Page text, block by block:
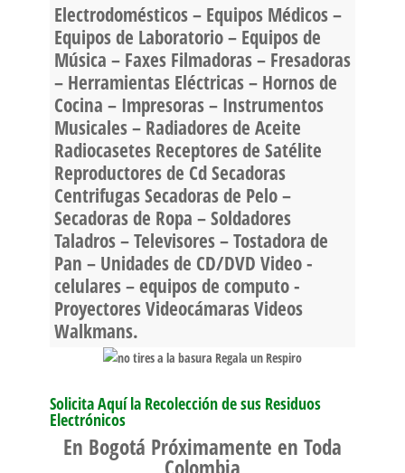
Electrodomésticos – Equipos Médicos –
Equipos de Laboratorio – Equipos de
Música – Faxes Filmadoras – Fresadoras
– Herramientas Eléctricas – Hornos de
Cocina – Impresoras – Instrumentos
Musicales – Radiadores de Aceite
Radiocasetes Receptores de Satélite
Reproductores de Cd Secadoras
Centrifugas Secadoras de Pelo –
Secadoras de Ropa – Soldadores
Taladros – Televisores – Tostadora de
Pan – Unidades de CD/DVD Video -
celulares – equipos de computo -
Proyectores Videocámaras Videos
Walkmans.
Solicita Aquí la Recolección de sus Residuos
Electrónicos
En Bogotá Próximamente en Toda